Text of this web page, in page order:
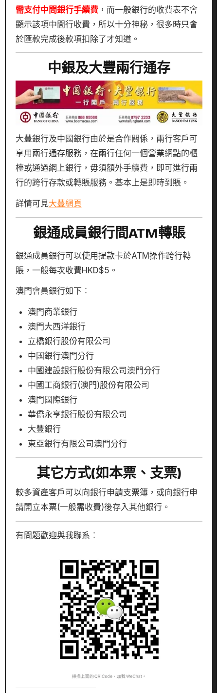
需支付中間銀行手續費，而一般銀行的收費表不會
顯示該項中間行收費，所以十分神秘，很多時只會
於匯款完成後款項扣除了才知道。
中銀及大豐兩行通存
大豐銀行及中國銀行由於是合作關係，兩行客戶可
享用兩行通存服務，在兩行任何一個營業網點的櫃
檯或通過網上銀行，毋須額外手續費，即可進行兩
行的跨行存款或轉賬服務。基本上是即時到賬。
詳情可見大豐網頁
銀通成員銀行間ATM轉賬
銀通成員銀行可以使用提款卡於ATM操作跨行轉
賬，一般每次收費HKD$5。
澳門會員銀行如下︰
澳門商業銀行
澳門大西洋銀行
立橋銀行股份有限公司
中國銀行澳門分行
中國建設銀行股份有限公司澳門分行
中國工商銀行(澳門)股份有限公司
澳門國際銀行
華僑永亨銀行股份有限公司
大豐銀行
東亞銀行有限公司澳門分行
其它方式(如本票、支票)
較多資產客戶可以向銀行申請支票簿，或向銀行申
請開立本票(一般需收費)後存入其他銀行。
有問題歡迎與我聯系︰